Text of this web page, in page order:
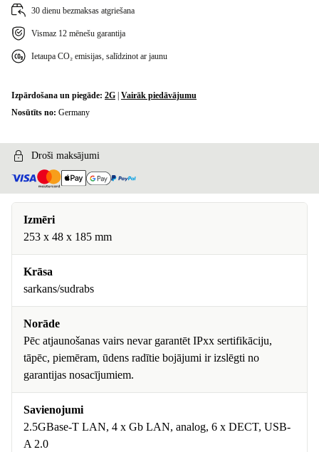
30 dienu bezmaksas atgriešana
Vismaz 12 mēnešu garantija
Ietaupa CO₂ emisijas, salīdzinot ar jaunu
Izpārdošana un piegāde: 2G Vairāk piedāvājumu
Nosūtīts no: Germany
Droši maksājumi
Izmēri
253 x 48 x 185 mm
Krāsa
sarkans/sudrabs
Norāde
Pēc atjaunošanas vairs nevar garantēt IPxx sertifikāciju,
tāpēc, piemēram, ūdens radītie bojājumi ir izslēgti no
garantijas nosacījumiem.
Savienojumi
2.5GBase-T LAN, 4 x Gb LAN, analog, 6 x DECT, USB-
A 2.0